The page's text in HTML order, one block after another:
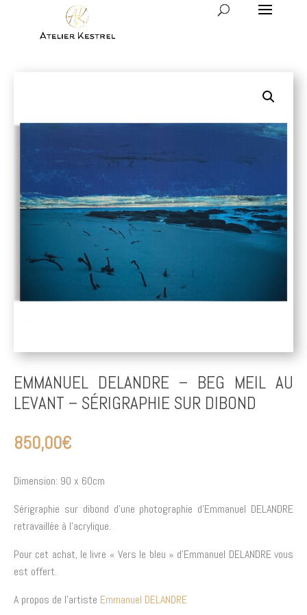
EMMANUEL DELANDRE – BEG MEIL AU
LEVANT – SÉRIGRAPHIE SUR DIBOND
850,00€
Dimension: 90 x 60cm
Sérigraphie sur dibond d’une photographie d’Emmanuel DELANDRE
retravaillée à l’acrylique.
Pour cet achat, le livre « Vers le bleu » d’Emmanuel DELANDRE vous
est offert.
A propos de l’artiste Emmanuel DELANDRE